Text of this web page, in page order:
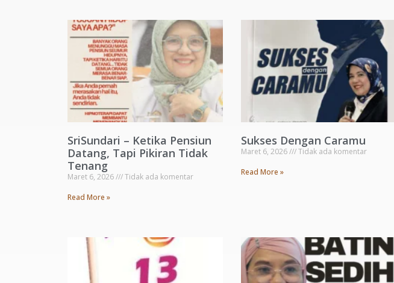
SriSundari – Ketika Pensiun
Datang, Tapi Pikiran Tidak
Tenang
Maret 6, 2026
Tidak ada komentar
Read More »
Sukses Dengan Caramu
Maret 6, 2026
Tidak ada komentar
Read More »